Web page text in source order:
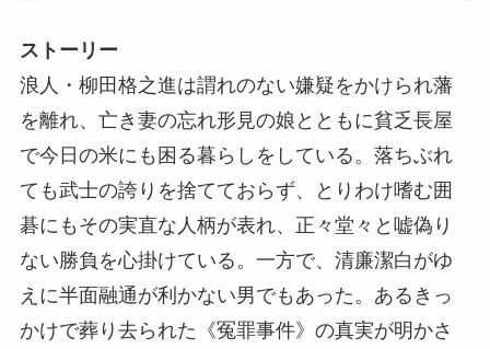
ストーリー
浪人・柳田格之進は謂れのない嫌疑をかけられ藩
を離れ、亡き妻の忘れ形見の娘とともに貧乏長屋
で今日の米にも困る暮らしをしている。落ちぶれ
ても武士の誇りを捨てておらず、とりわけ嗜む囲
碁にもその実直な人柄が表れ、正々堂々と嘘偽り
ない勝負を心掛けている。一方で、清廉潔白がゆ
えに半面融通が利かない男でもあった。あるきっ
かけで葬り去られた《冤罪事件》の真実が明かさ